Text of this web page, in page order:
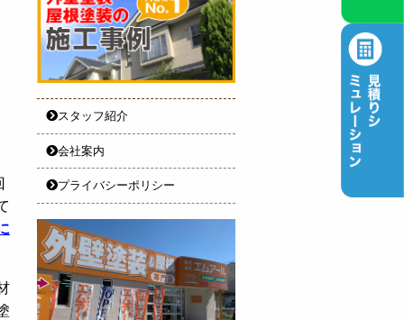
スタッフ紹介
会社案内
プライバシーポリシー